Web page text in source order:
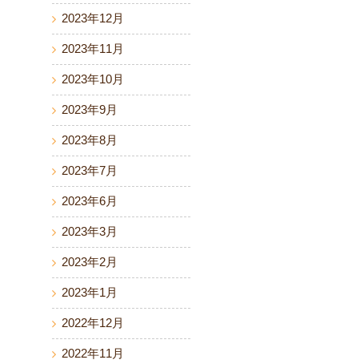
2023年12月
2023年11月
2023年10月
2023年9月
2023年8月
2023年7月
2023年6月
2023年3月
2023年2月
2023年1月
2022年12月
2022年11月